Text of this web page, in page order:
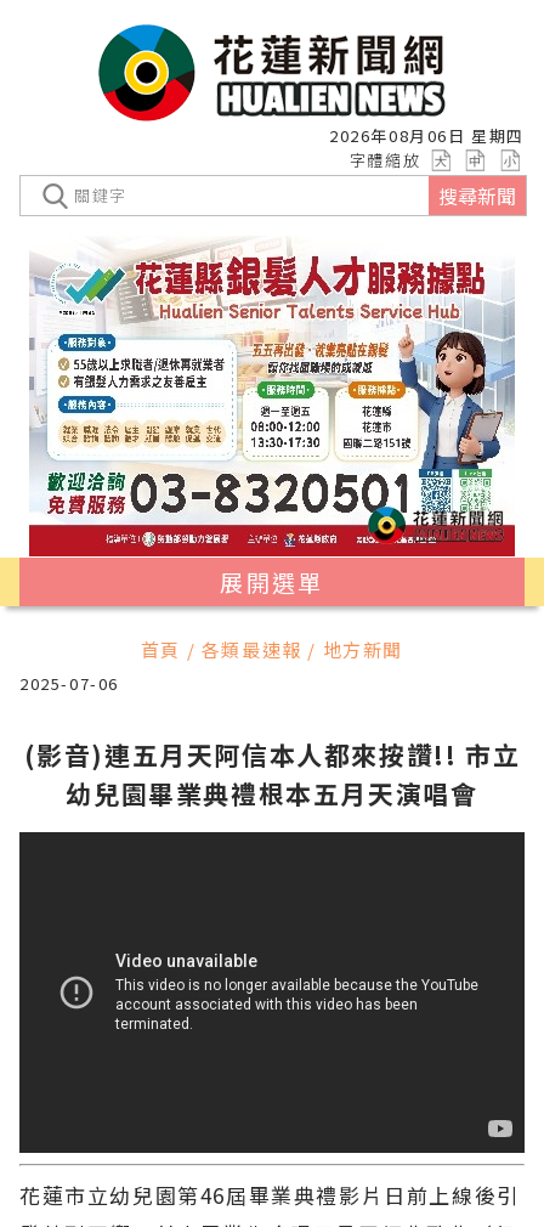
2026年08月06日 星期四
字體縮放
搜尋新聞
展開選單
首頁 / 各類最速報 / 地方新聞
2025-07-06
(影音)連五月天阿信本人都來按讚!! 市立
幼兒園畢業典禮根本五月天演唱會
花蓮市立幼兒園第46屆畢業典禮影片日前上線後引